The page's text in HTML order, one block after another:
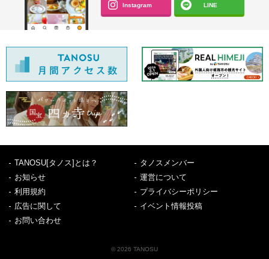
Instagram LINE
TANOSU[タノス]とは？
タノスメンバー
お知らせ
運営について
利用規約
プライバシーポリシー
広告に関して
イベント情報投稿
お問い合わせ
© 2026 TANOSU